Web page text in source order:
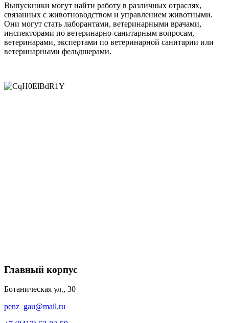
Выпускники могут найти работу в различных отраслях,
связанных с животноводством и управлением животными.
Они могут стать лаборантами, ветеринарными врачами,
инспекторами по ветеринарно-санитарным вопросам,
ветеринарами, экспертами по ветеринарной санитарии или
ветеринарными фельдшерами.
Главный корпус
Ботаническая ул., 30
penz_gau@mail.ru